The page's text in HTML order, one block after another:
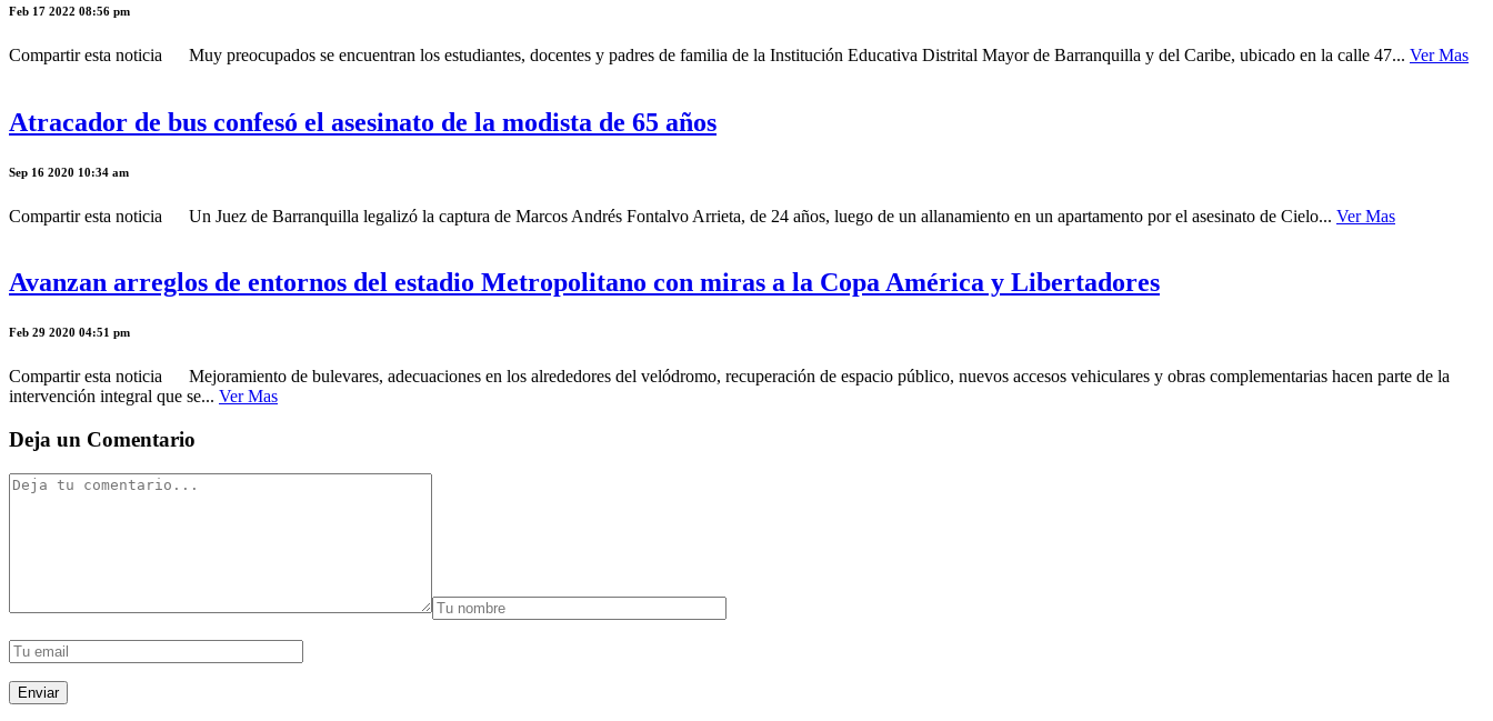
Feb 17 2022 08:56 pm
Compartir esta noticia Muy preocupados se encuentran los estudiantes, docentes y padres de familia de la Institución Educativa Distrital Mayor de Barranquilla y del Caribe, ubicado en la calle 47... Ver Mas
Atracador de bus confesó el asesinato de la modista de 65 años
Sep 16 2020 10:34 am
Compartir esta noticia Un Juez de Barranquilla legalizó la captura de Marcos Andrés Fontalvo Arrieta, de 24 años, luego de un allanamiento en un apartamento por el asesinato de Cielo... Ver Mas
Avanzan arreglos de entornos del estadio Metropolitano con miras a la Copa América y Libertadores
Feb 29 2020 04:51 pm
Compartir esta noticia Mejoramiento de bulevares, adecuaciones en los alrededores del velódromo, recuperación de espacio público, nuevos accesos vehiculares y obras complementarias hacen parte de la
intervención integral que se... Ver Mas
Deja un Comentario